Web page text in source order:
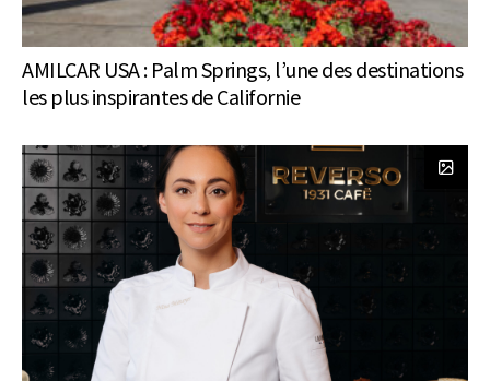
AMILCAR USA : Palm Springs, l’une des destinations
les plus inspirantes de Californie